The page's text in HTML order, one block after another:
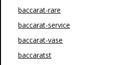
baccarat-rare
baccarat-service
baccarat-vase
baccaratst